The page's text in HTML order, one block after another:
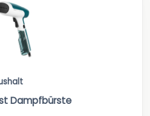
Dampfbürste